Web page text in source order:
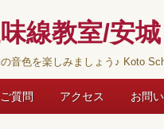
線教室/安
音色を楽しみましょう♪ Koto
質問 アクセス お問